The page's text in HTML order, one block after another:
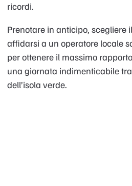
ricordi.
Prenotare in anticipo, scegliere
affidarsi a un operatore locale
per ottenere il massimo
una giornata indimenticabile
dell’isola verde.